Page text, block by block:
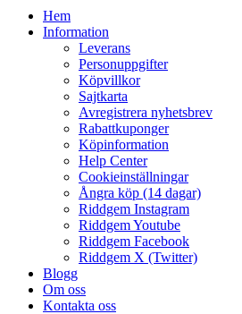
Hem
Information
Leverans
Personuppgifter
Köpvillkor
Sajtkarta
Avregistrera nyhetsbrev
Rabattkuponger
Köpinformation
Help Center
Cookieinställningar
Ångra köp (14 dagar)
Riddgem Instagram
Riddgem Youtube
Riddgem Facebook
Riddgem X (Twitter)
Blogg
Om oss
Kontakta oss